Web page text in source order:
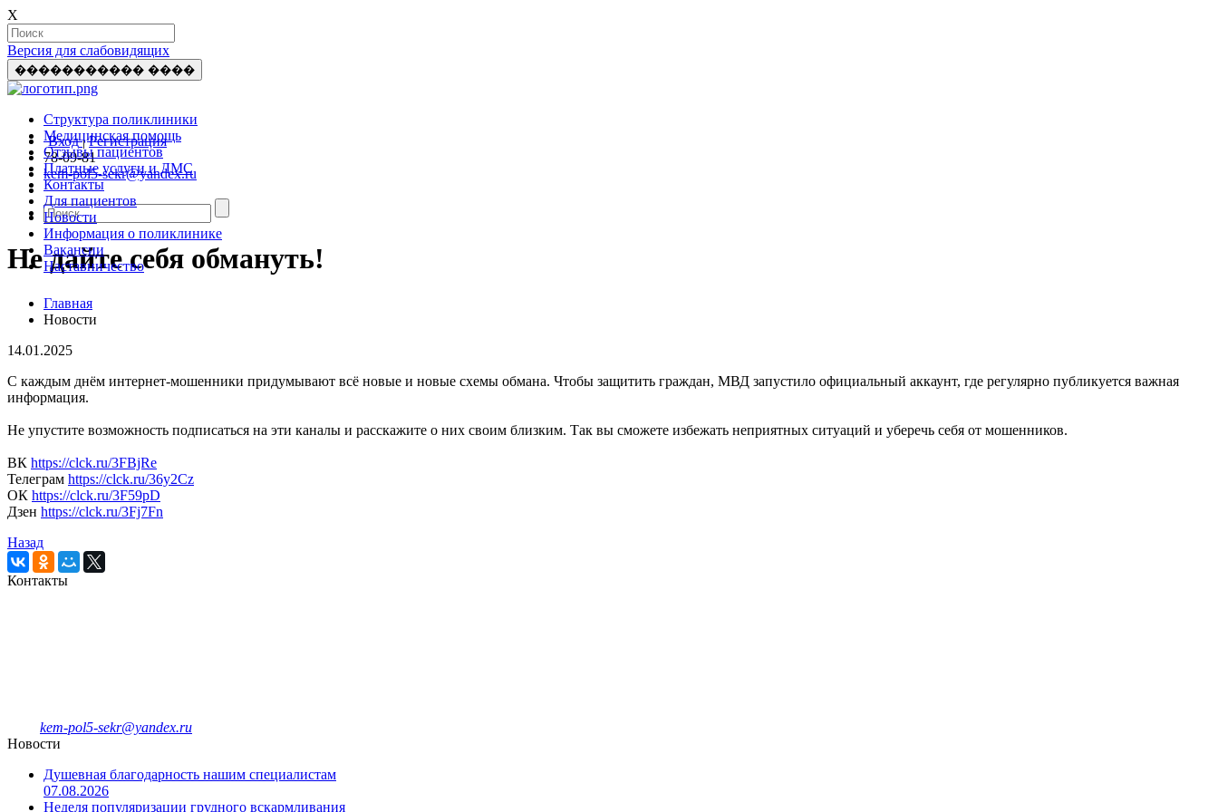
X
Версия для слабовидящих
����������� ����
Структура поликлиники
Медицинская помощь
Отзывы пациентов
Платные услуги и ДМС
Контакты
Для пациентов
Новости
Информация о поликлинике
Вакансии
Наставничество
Вход |Регистрация
78-09-81
kem-pol5-sekr@yandex.ru
Не дайте себя обмануть!
Главная
Новости
14.01.2025
С каждым днём интернет-мошенники придумывают всё новые и новые схемы обмана. Чтобы защитить граждан, МВД запустило официальный аккаунт, где регулярно публикуется важная
информация.
Не упустите возможность подписаться на эти каналы и расскажите о них своим близким. Так вы сможете избежать неприятных ситуаций и уберечь себя от мошенников.
ВК https://clck.ru/3FBjRe
Телеграм https://clck.ru/36y2Cz
ОК https://clck.ru/3F59pD
Дзен https://clck.ru/3Fj7Fn
Назад
Контакты
kem-pol5-sekr@yandex.ru
Новости
Душевная благодарность нашим специалистам
07.08.2026
Неделя популяризации грудного вскармливания